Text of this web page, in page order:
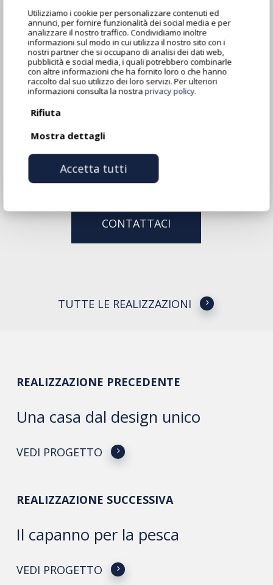
Utilizziamo i cookie per personalizzare contenuti ed
annunci, per fornire funzionalità dei social media e per
analizzare il nostro traffico. Condividiamo inoltre
informazioni sul modo in cui utilizza il nostro sito con i
nostri partner che si occupano di analisi dei dati web,
pubblicità e social media, i quali potrebbero combinarle
con altre informazioni che ha fornito loro o che hanno
raccolto dal suo utilizzo dei loro servizi. Per ulteriori
informazioni consulta la nostra privacy policy.
Rifiuta
Mostra dettagli
Accetta tutti
CONTATTACI
TUTTE LE REALIZZAZIONI
REALIZZAZIONE PRECEDENTE
Una casa dal design unico
VEDI PROGETTO
REALIZZAZIONE SUCCESSIVA
Il capanno per la pesca
VEDI PROGETTO